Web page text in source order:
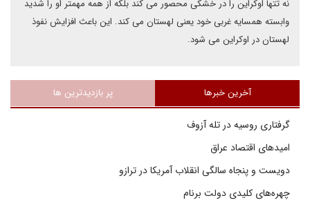
نه تتها اوکراین را در خشکی محصور می کند بلکه از همه مهمتر او را شدید
وابسته همسایه غربی خود یعنی لهستان می کند. این باعث افزایش نفوذ
لهستان در اوکراین می شود.
آخرین خبرها پر بازدیدترین ها
گرفتاری روسیه در تله آزوف
امیدهای اقتصاد عراق
دویست و پنجاه سالگی انقلاب آمریکا در ترازو
چهره‌های کلیدی دولت برنام